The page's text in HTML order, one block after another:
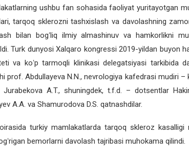
ushbu fan sohasida faoliyat yuritayotgan
tarqoq sklerozni tashxislash va davolashning
bilan bogʻliq ilmiy almashinuv va hamkorlikni
Turk dunyosi Xalqaro kongressi 2019-yildan buyon
va koʻp tarmoqli klinikasi delegatsiyasi tarkibida
prof. Abdullayeva N.N., nevrologiya kafedrasi mudiri
Jurabekova A.T., shuningdek, t.f.d. – dotsentlar
A.A. va Shamurodova D.S. qatnashdilar.
turkiy mamlakatlarda tarqoq skleroz kasalligi
bemorlarni davolash tajribasi muhokama qilindi.